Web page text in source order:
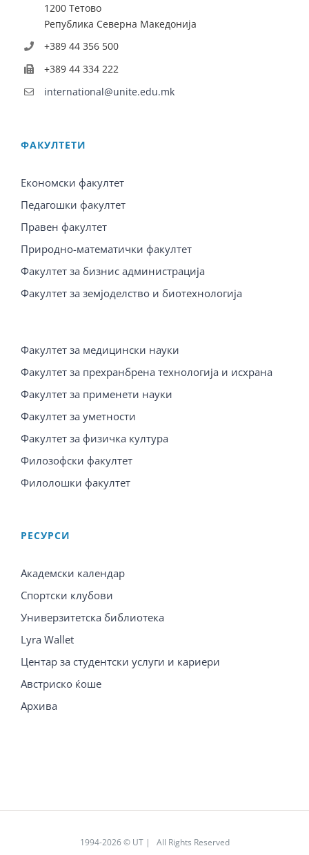
1200 Тетово
Република Северна Македонија
+389 44 356 500
+389 44 334 222
international@unite.edu.mk
ФАКУЛТЕТИ
Економски факултет
Педагошки факултет
Правен факултет
Природно-математички факултет
Факултет за бизнис администрација
Факултет за земјоделство и биотехнологија
Факултет за медицински науки
Факултет за прехранбрена технологија и исхрана
Факултет за применети науки
Факултет за уметности
Факултет за физичка култура
Филозофски факултет
Филолошки факултет
PЕСУРСИ
Академски календар
Спортски клубови
Универзитетска библиотека
Lyra Wallet
Центар за студентски услуги и кариери
Австриско ќоше
Архива
1994-2026 © UT | All Rights Reserved